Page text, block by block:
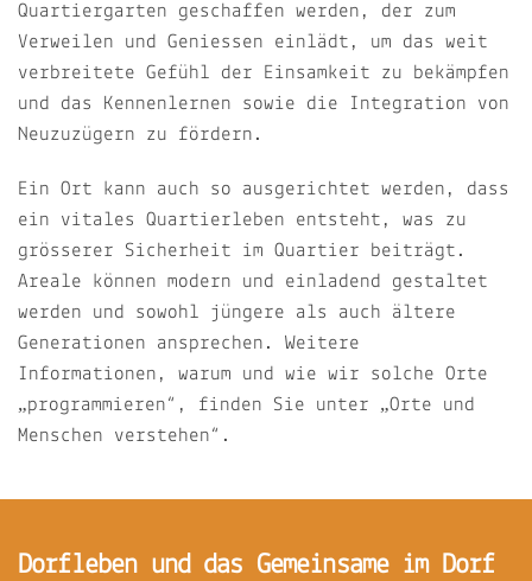
Quartiergarten geschaffen werden, der zum
Verweilen und Geniessen einlädt, um das weit
verbreitete Gefühl der Einsamkeit zu bekämpfen
und das Kennenlernen sowie die Integration von
Neuzuzügern zu fördern.
Ein Ort kann auch so ausgerichtet werden, dass
ein vitales Quartierleben entsteht, was zu
grösserer Sicherheit im Quartier beiträgt.
Areale können modern und einladend gestaltet
werden und sowohl jüngere als auch ältere
Generationen ansprechen. Weitere
Informationen, warum und wie wir solche Orte
„programmieren“, finden Sie unter „Orte und
Menschen verstehen“.
Dorfleben und das Gemeinsame im Dorf